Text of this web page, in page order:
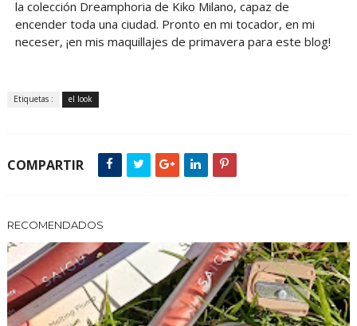
la colección Dreamphoria de Kiko Milano, capaz de
encender toda una ciudad. Pronto en mi tocador, en mi
neceser, ¡en mis maquillajes de primavera para este blog!
Etiquetas : el look
COMPARTIR
RECOMENDADOS